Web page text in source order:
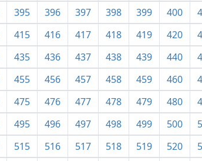
395 396 397 398 399 400
415 416 417 418 419 420
435 436 437 438 439 440
455 456 457 458 459 460
475 476 477 478 479 480
495 496 497 498 499 500
515 516 517 518 519 520